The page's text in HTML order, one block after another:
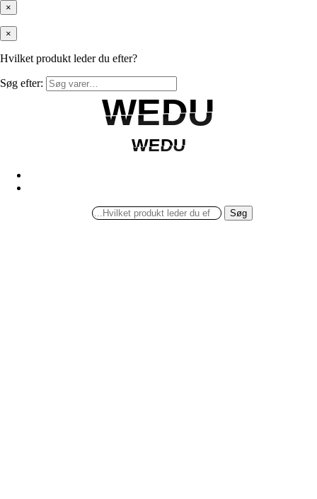
×
×
Hvilket produkt leder du efter?
Søg efter:
WEDU
WEDU
WEDU
WEDU
Søg